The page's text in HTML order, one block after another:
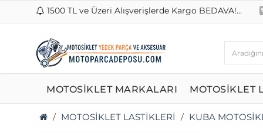
1500 TL ve Üzeri Alışverişlerde Kargo BEDAVA!...
MOTOSİKLET MARKALARI MOTOSİKLET
MOTOSİKLET LASTİKLERİ KUBA